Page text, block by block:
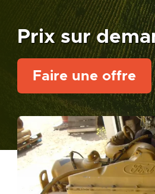
Prix sur
Faire une offre